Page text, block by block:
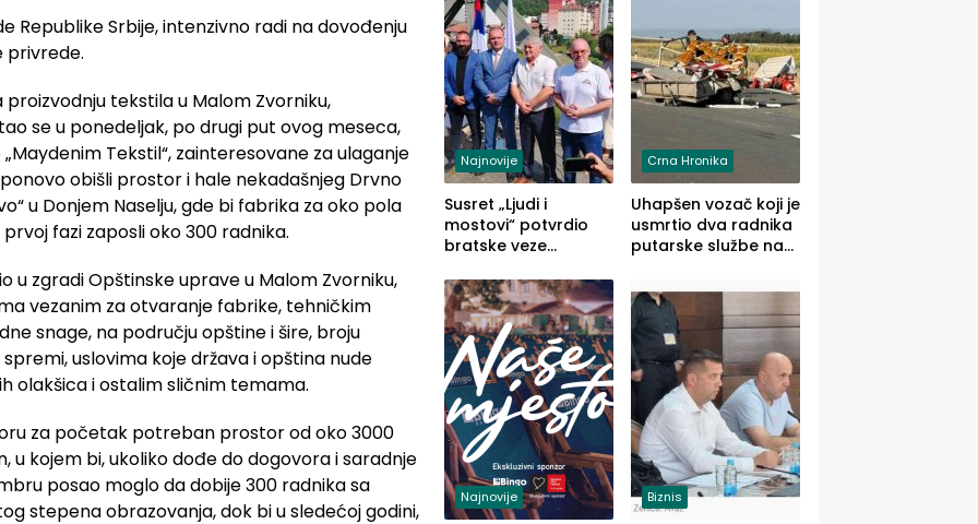
Republike Srbije, intenzivno radi na dovođenju
privrede.
tekstila u Malom Zvorniku,
se u ponedeljak, po drugi put ovog meseca,
Tekstil“, zainteresovane za ulaganje
obišli prostor i hale nekadašnjeg Drvno
u Donjem Naselju, gde bi fabrika za oko pola
fazi zaposli oko 300 radnika.
u zgradi Opštinske uprave u Malom Zvorniku,
vezanim za otvaranje fabrike, tehničkim
snage, na području opštine i šire, broju
uslovima koje država i opština nude
olakšica i ostalim sličnim temama.
za početak potreban prostor od oko 3000
u kojem bi, ukoliko dođe do dogovora i saradnje
posao moglo da dobije 300 radnika sa
stepena obrazovanja, dok bi u sledećoj godini,
Najnovije
Susret „Ljudi i
mostovi“ potvrdio
bratske veze
Zvornika
Crna Hronika
Uhapšen vozač koji je
usmrtio dva radnika
putarske službe na
prema Šapcu
(FOTO)
Najnovije Biznis